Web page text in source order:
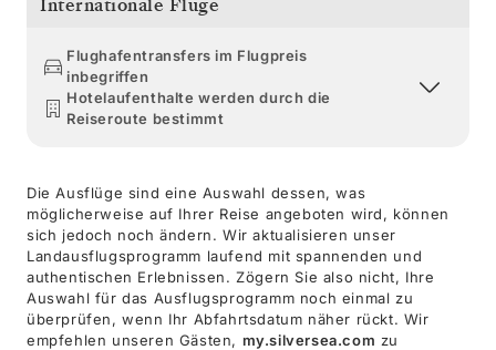
Internationale Flüge
Flughafentransfers im Flugpreis
inbegriffen
Hotelaufenthalte werden durch die
Reiseroute bestimmt
Die Ausflüge sind eine Auswahl dessen, was
möglicherweise auf Ihrer Reise angeboten wird, können
sich jedoch noch ändern. Wir aktualisieren unser
Landausflugsprogramm laufend mit spannenden und
authentischen Erlebnissen. Zögern Sie also nicht, Ihre
Auswahl für das Ausflugsprogramm noch einmal zu
überprüfen, wenn Ihr Abfahrtsdatum näher rückt. Wir
empfehlen unseren Gästen, my.silversea.com zu